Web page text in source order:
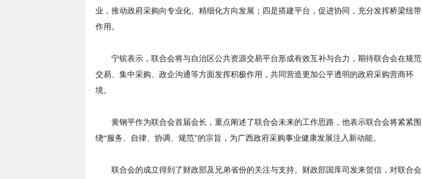
业，推动政府采购向专业化、精细化方向发展；四是搭建平台，促进协同，充分发挥桥梁纽带
作用。
宁镔表示，联合会将与自治区公共资源交易平台形成有效互补与合力，期待联合会在规范
交易、集中采购、政企沟通等方面发挥积极作用，共同营造更加公平透明的政府采购营商环
境。
黄钢平作为联合会首届会长，重点阐述了联合会未来的工作思路，他表示联合会将紧紧围
绕“服务、自律、协调、规范”的宗旨，为广西政府采购事业健康发展注入新动能。
联合会的成立得到了财政部及兄弟省份的关注与支持。财政部国库司发来贺信，对联合会